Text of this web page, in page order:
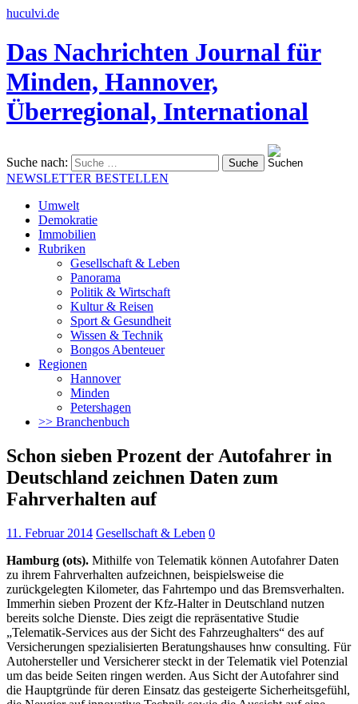
huculvi.de
Das Nachrichten Journal für
Minden, Hannover,
Überregional, International
Suche nach:
NEWSLETTER BESTELLEN
Umwelt
Demokratie
Immobilien
Rubriken
Gesellschaft & Leben
Panorama
Politik & Wirtschaft
Kultur & Reisen
Sport & Gesundheit
Wissen & Technik
Bongos Abenteuer
Regionen
Hannover
Minden
Petershagen
>> Branchenbuch
Schon sieben Prozent der Autofahrer in
Deutschland zeichnen Daten zum
Fahrverhalten auf
11. Februar 2014 Gesellschaft & Leben 0
Hamburg (ots). Mithilfe von Telematik können Autofahrer Daten
zu ihrem Fahrverhalten aufzeichnen, beispielsweise die
zurückgelegten Kilometer, das Fahrtempo und das Bremsverhalten.
Immerhin sieben Prozent der Kfz-Halter in Deutschland nutzen
bereits solche Dienste. Dies zeigt die repräsentative Studie
„Telematik-Services aus der Sicht des Fahrzeughalters“ des auf
Versicherungen spezialisierten Beratungshauses hnw consulting. Für
Autohersteller und Versicherer steckt in der Telematik viel Potenzial
um das beide Seiten ringen werden. Aus Sicht der Autofahrer sind
die Hauptgründe für deren Einsatz das gesteigerte Sicherheitsgefühl,